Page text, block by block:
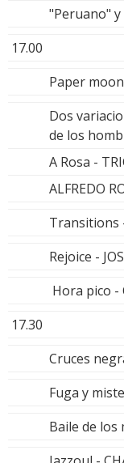
"Peruano" y
17.00
Paper
Dos
de los
A Rosa -
ALFREDO
Transitions
Rejoice -
Hora pico -
17.30
Cruces
Fuga y
Baile de los